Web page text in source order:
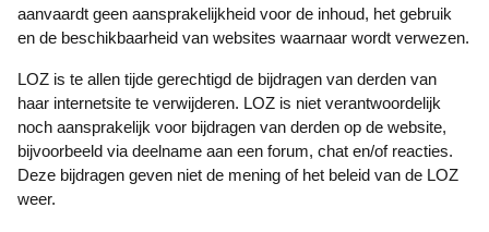
aanvaardt geen aansprakelijkheid voor de inhoud, het gebruik
en de beschikbaarheid van websites waarnaar wordt verwezen.
LOZ is te allen tijde gerechtigd de bijdragen van derden van
haar internetsite te verwijderen. LOZ is niet verantwoordelijk
noch aansprakelijk voor bijdragen van derden op de website,
bijvoorbeeld via deelname aan een forum, chat en/of reacties.
Deze bijdragen geven niet de mening of het beleid van de LOZ
weer.